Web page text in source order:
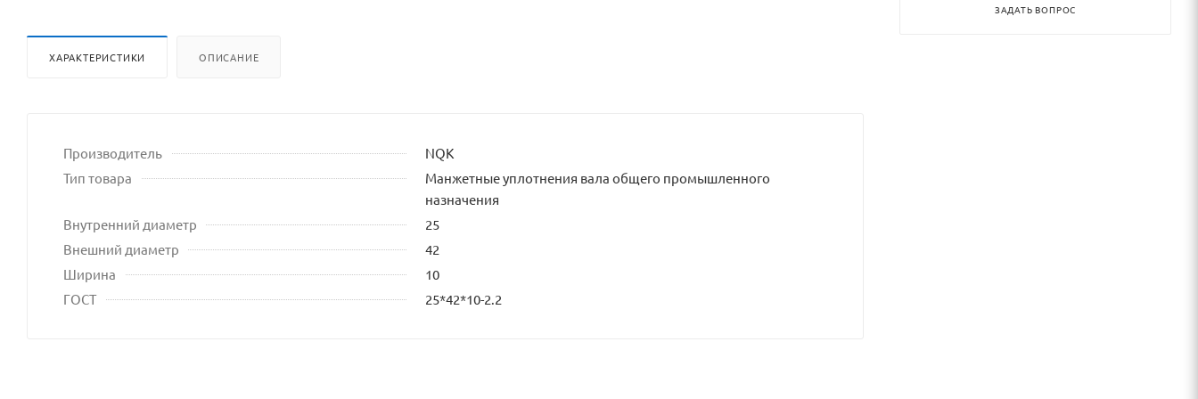
ХАРАКТЕРИСТИКИ ОПИСАНИЕ
Производитель
NQK
Тип товара
Манжетные уплотнения вала общего промышленного
назначения
Внутренний диаметр
25
Внешний диаметр
42
Ширина
10
ГОСТ
25*42*10-2.2
ЗАДАТЬ ВОПРОС